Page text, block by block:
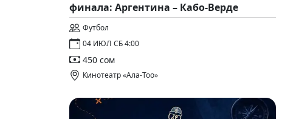
финала: Аргентина – Кабо-Верде
Футбол
04 ИЮЛ СБ 4:00
450 сом
Кинотеатр «Ала-Тоо»